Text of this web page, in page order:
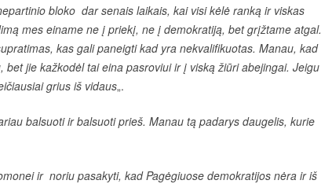
bloko dar senais laikais, kai visi kėlė ranką ir viskas
mes einame ne į priekį, ne į demokratiją, bet grįžtame atgal.
kas gali paneigti kad yra nekvalifikuotas. Manau, kad
bet jie kažkodėl tai eina pasroviui ir į viską žiūri abejingai. Jeigu
grius iš vidaus„.
balsuoti ir balsuoti prieš. Manau tą padarys daugelis, kurie
ir noriu pasakyti, kad Pagėgiuose demokratijos nėra ir iš